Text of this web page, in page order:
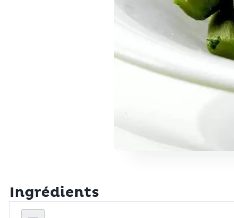
Ingrédients